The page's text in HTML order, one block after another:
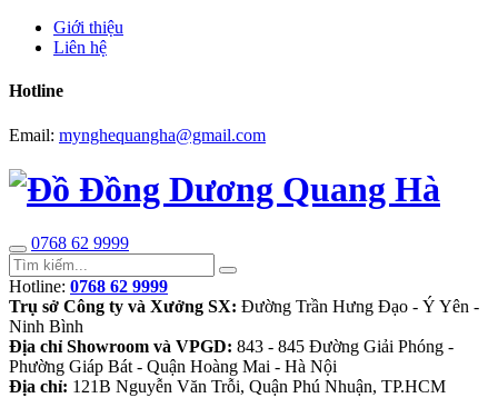
Giới thiệu
Liên hệ
Hotline
Email: mynghequangha@gmail.com
0768 62 9999
Hotline: 0768 62 9999
Trụ sở Công ty và Xưởng SX: Đường Trần Hưng Đạo - Ý Yên -
Ninh Bình
Địa chỉ Showroom và VPGD: 843 - 845 Đường Giải Phóng -
Phường Giáp Bát - Quận Hoàng Mai - Hà Nội
Địa chỉ: 121B Nguyễn Văn Trỗi, Quận Phú Nhuận, TP.HCM